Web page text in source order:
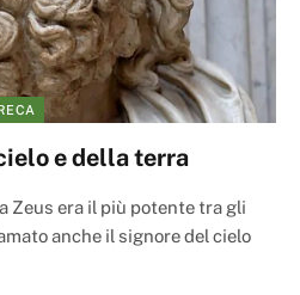
e della terra
Zeus era il più potente tra gli
anche il signore del cielo